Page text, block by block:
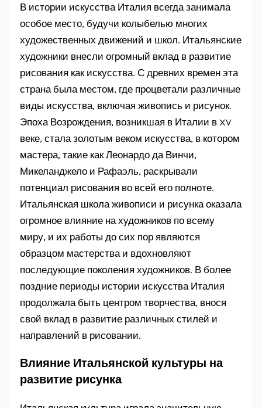
В истории искусства Италия всегда занимала
особое место, будучи колыбелью многих
художественных движений и школ. Итальянские
художники внесли огромный вклад в развитие
рисования как искусства. С древних времен эта
страна была местом, где процветали различные
виды искусства, включая живопись и рисунок.
Эпоха Возрождения, возникшая в Италии в XV
веке, стала золотым веком искусства, в котором
мастера, такие как Леонардо да Винчи,
Микеланджело и Рафаэль, раскрывали
потенциал рисования во всей его полноте.
Итальянская школа живописи и рисунка оказала
огромное влияние на художников по всему
миру, и их работы до сих пор являются
образцом мастерства и вдохновляют
последующие поколения художников. В более
поздние периоды истории искусства Италия
продолжала быть центром творчества, внося
свой вклад в развитие различных стилей и
направлений в рисовании.
Влияние Итальянской культуры на
развитие рисунка